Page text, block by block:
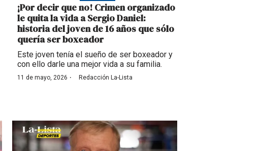
¡Por decir que no! Crimen organizado
le quita la vida a Sergio Daniel:
historia del joven de 16 años que sólo
quería ser boxeador
Este joven tenía el sueño de ser boxeador y
con ello darle una mejor vida a su familia.
11 de mayo, 2026 · Redacción La-Lista